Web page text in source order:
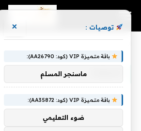
توصيات : ×
باقة متميزة VIP (كود: AA26790):
ماسنجر المسلم
باقة متميزة VIP (كود: AA35872):
ضوء التعليمي